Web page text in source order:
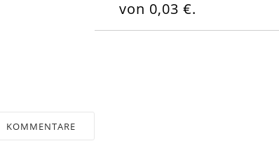
von 0,03 €.
KOMMENTARE